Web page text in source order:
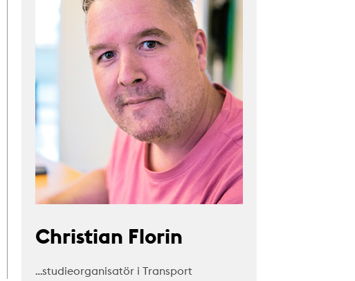
Christian Florin
…studieorganisatör i Transport